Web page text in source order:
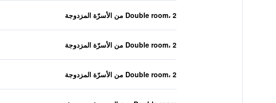
Double room، 2 من الأسرّة المزدوجة
Double room، 2 من الأسرّة المزدوجة
Double room، 2 من الأسرّة المزدوجة